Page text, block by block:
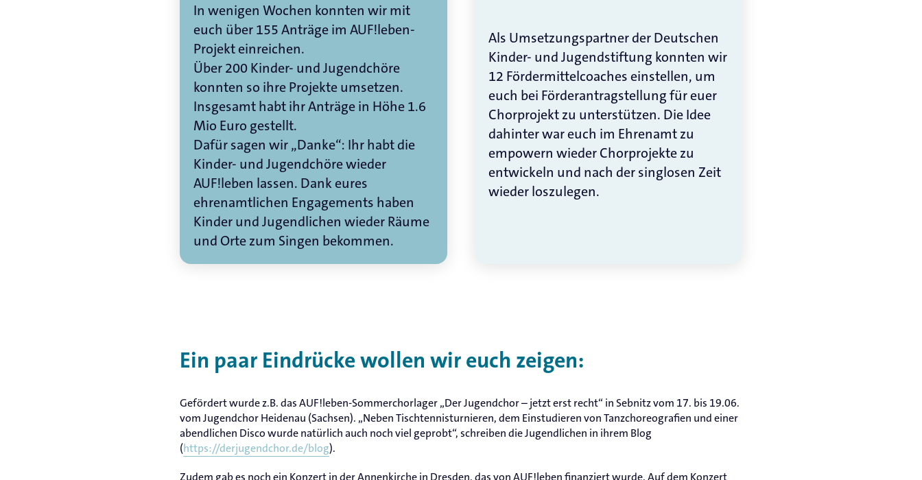
In wenigen Wochen konnten wir mit
euch über 155 Anträge im AUF!leben-
Projekt einreichen.
Über 200 Kinder- und Jugendchöre
konnten so ihre Projekte umsetzen.
Insgesamt habt ihr Anträge in Höhe 1.6
Mio Euro gestellt.
Dafür sagen wir „Danke“: Ihr habt die
Kinder- und Jugendchöre wieder
AUF!leben lassen. Dank eures
ehrenamtlichen Engagements haben
Kinder und Jugendlichen wieder Räume
und Orte zum Singen bekommen.
Als Umsetzungspartner der Deutschen
Kinder- und Jugendstiftung konnten wir
12 Fördermittelcoaches einstellen, um
euch bei Förderantragstellung für euer
Chorprojekt zu unterstützen. Die Idee
dahinter war euch im Ehrenamt zu
empowern wieder Chorprojekte zu
entwickeln und nach der singlosen Zeit
wieder loszulegen.
Ein paar Eindrücke wollen wir euch zeigen:
Gefördert wurde z.B. das AUF!leben-Sommerchorlager „Der Jugendchor – jetzt erst recht“ in Sebnitz vom 17. bis 19.06.
vom Jugendchor Heidenau (Sachsen). „Neben Tischtennisturnieren, dem Einstudieren von Tanzchoreografien und einer
abendlichen Disco wurde natürlich auch noch viel geprobt“, schreiben die Jugendlichen in ihrem Blog
(https://derjugendchor.de/blog).
Zudem gab es noch ein Konzert in der Annenkirche in Dresden, das von AUF!leben finanziert wurde. Auf dem Konzert